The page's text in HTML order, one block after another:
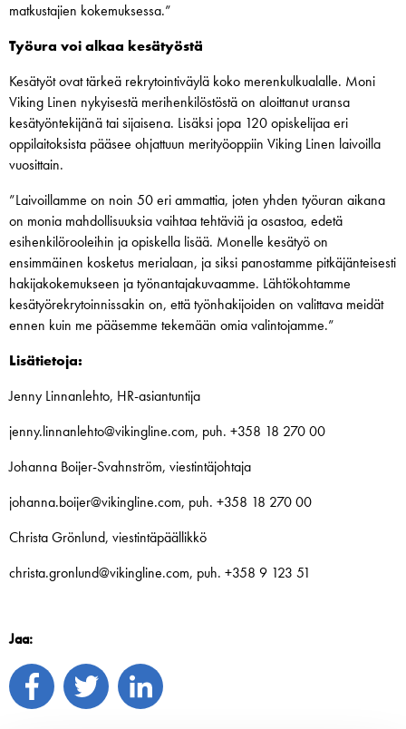
matkustajien kokemuksessa.”
Työura voi alkaa kesätyöstä
Kesätyöt ovat tärkeä rekrytointiväylä koko merenkulkualalle. Moni
Viking Linen nykyisestä merihenkilöstöstä on aloittanut uransa
kesätyöntekijänä tai sijaisena. Lisäksi jopa 120 opiskelijaa eri
oppilaitoksista pääsee ohjattuun merityöoppiin Viking Linen laivoilla
vuosittain.
”Laivoillamme on noin 50 eri ammattia, joten yhden työuran aikana
on monia mahdollisuuksia vaihtaa tehtäviä ja osastoa, edetä
esihenkilörooleihin ja opiskella lisää. Monelle kesätyö on
ensimmäinen kosketus merialaan, ja siksi panostamme pitkäjänteisesti
hakijakokemukseen ja työnantajakuvaamme. Lähtökohtamme
kesätyörekrytoinnissakin on, että työnhakijoiden on valittava meidät
ennen kuin me pääsemme tekemään omia valintojamme.”
Lisätietoja:
Jenny Linnanlehto, HR-asiantuntija
jenny.linnanlehto@vikingline.com, puh. +358 18 270 00
Johanna Boijer-Svahnström, viestintäjohtaja
johanna.boijer@vikingline.com, puh. +358 18 270 00
Christa Grönlund, viestintäpäällikkö
christa.gronlund@vikingline.com, puh. +358 9 123 51
Jaa: